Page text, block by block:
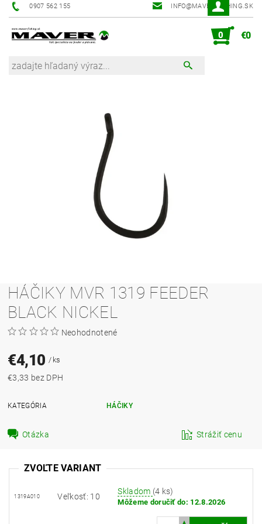
0907 562 155 INFO@MAVER-FISHING.SK
0 €0
HÁČIKY MVR 1319 FEEDER
BLACK NICKEL
Neohodnotené
€4,10/ ks
€3,33 bez DPH
KATEGÓRIA HÁČIKY
Otázka Strážiť cenu
ZVOĽTE VARIANT
1319A010 Veľkosť: 10
Skladom (4 ks)
Môžeme doručiť do: 12.8.2026